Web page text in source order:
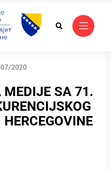
2020
MEDIJE SA 71.